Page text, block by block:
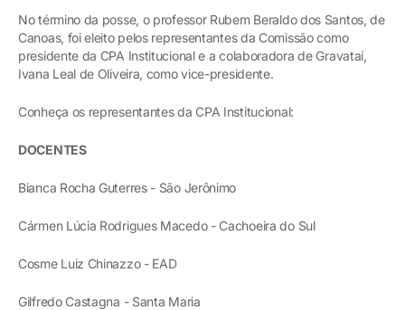
No término da posse, o professor Rubem Beraldo dos Santos, de
Canoas, foi eleito pelos representantes da Comissão como
presidente da CPA Institucional e a colaboradora de Gravataí,
Ivana Leal de Oliveira, como vice-presidente.
Conheça os representantes da CPA Institucional:
DOCENTES
Bianca Rocha Guterres - São Jerônimo
Cármen Lúcia Rodrigues Macedo - Cachoeira do Sul
Cosme Luiz Chinazzo - EAD
Gilfredo Castagna - Santa Maria